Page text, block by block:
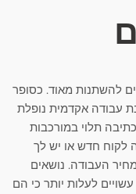
להשתנות מאוד. כסופר
עבודה אקדמית נופלת
המחיר לכתיבה תלוי במורכבות
לקוח חדש או יש לך
העבודה. נושאים
לעלות יותר כי הם